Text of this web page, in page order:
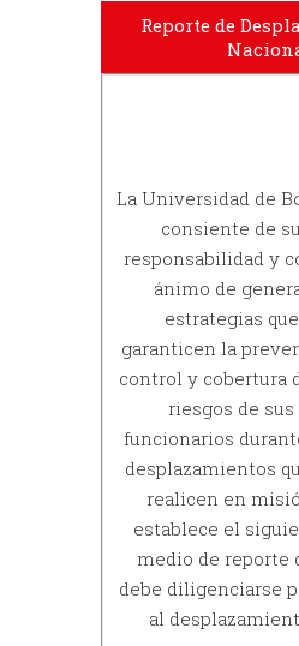
Reporte de
La Universidad de
consiente de su
responsabilidad y
ánimo de
estrategias que
garanticen la
control y cobertura
riesgos de sus
funcionarios
desplazamientos
realicen en
establece el
medio de reporte
debe diligenciarse
al